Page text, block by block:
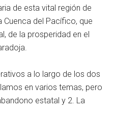
de esta vital región de
Cuenca del Pacífico, que
de la prosperidad en el
a lo largo de los dos
en varios temas, pero
estatal y 2. La